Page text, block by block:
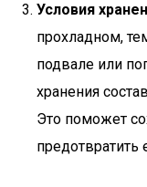
Условия
прохладном,
подвале или
хранения
Это поможет